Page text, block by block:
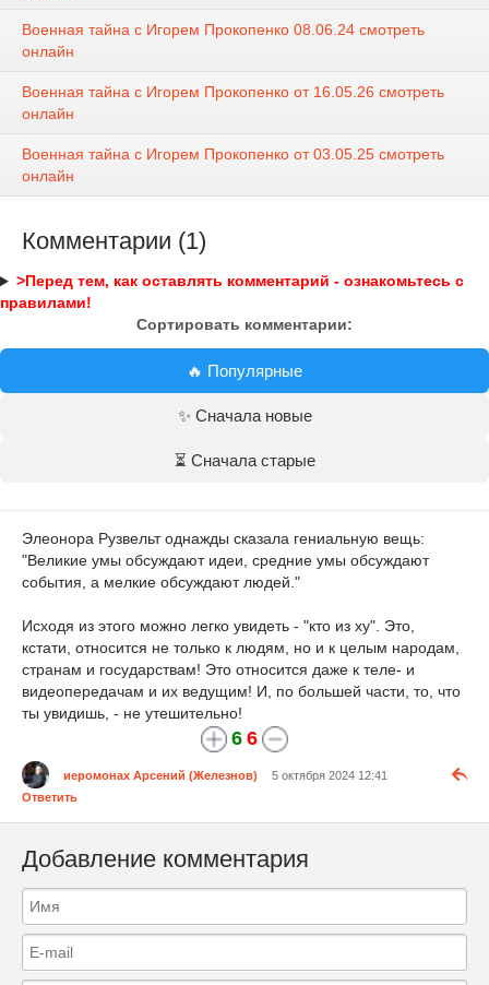
Военная тайна с Игорем Прокопенко 08.06.24 смотреть
онлайн
Военная тайна с Игорем Прокопенко от 16.05.26 смотреть
онлайн
Военная тайна с Игорем Прокопенко от 03.05.25 смотреть
онлайн
Комментарии (1)
>Перед тем, как оставлять комментарий - ознакомьтесь с
правилами!
Сортировать комментарии:
🔥 Популярные
✨ Сначала новые
⏳ Сначала старые
Элеонора Рузвельт однажды сказала гениальную вещь:
"Великие умы обсуждают идеи, средние умы обсуждают
события, а мелкие обсуждают людей."
Исходя из этого можно легко увидеть - "кто из ху". Это,
кстати, относится не только к людям, но и к целым народам,
странам и государствам! Это относится даже к теле- и
видеопередачам и их ведущим! И, по большей части, то, что
ты увидишь, - не утешительно!
6 6
иеромонах Арсений (Железнов)
5 октября 2024 12:41
Ответить
Добавление комментария